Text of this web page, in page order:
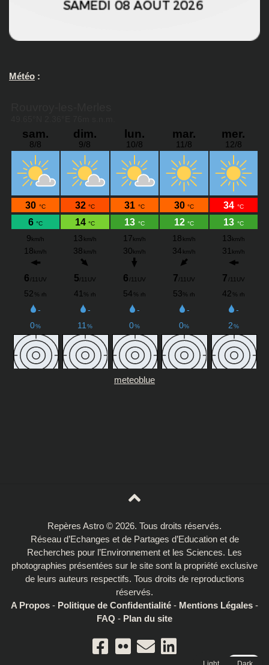
Météo :
meteoblue
Repères Astro © 2026. Tous droits réservés.
Réseau d’Echanges et de Partages d’Education et de
Recherches pour l’Environnement et les Sciences. Les
photographies présentées sur le site sont la propriété exclusive
de leurs auteurs respectifs. Tous droits de reproductions
réservés.
A Propos - Politique de Confidentialité - Mentions Légales -
FAQ - Plan du site